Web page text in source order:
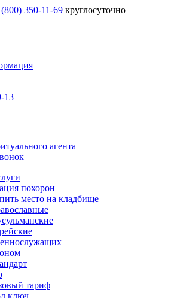
350-11-69 круглосуточно
13
агента
похорон
место на кладбище
тариф
ключ